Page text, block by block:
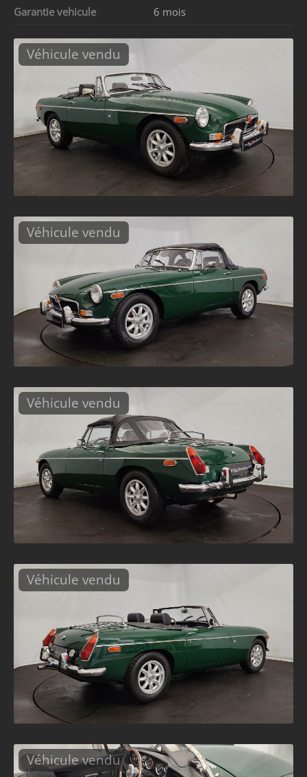
Garantie vehicule
6 mois
Véhicule vendu
Véhicule vendu
Véhicule vendu
Véhicule vendu
Véhicule vendu